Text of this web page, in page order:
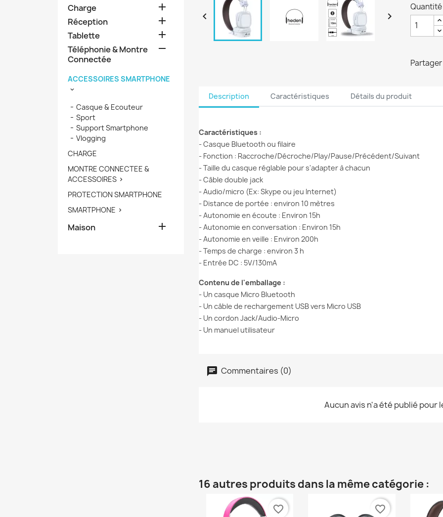
Charge 
Réception 
Tablette 
Téléphonie & Montre
Connectée

ACCESSOIRES SMARTPHONE

Casque & Ecouteur
Sport
Support Smartphone
Vlogging
CHARGE
MONTRE CONNECTEE &
ACCESSOIRES 
PROTECTION SMARTPHONE
SMARTPHONE 
Maison 
 
Quantité
Partager
Description Caractéristiques Détails du produit
Caractéristiques :
- Casque Bluetooth ou filaire
- Fonction : Raccroche/Décroche/Play/Pause/Précédent/Suivant
- Taille du casque réglable pour s'adapter à chacun
- Câble double jack
- Audio/micro (Ex: Skype ou jeu Internet)
- Distance de portée : environ 10 mètres
- Autonomie en écoute : Environ 15h
- Autonomie en conversation : Environ 15h
- Autonomie en veille : Environ 200h
- Temps de charge : environ 3 h
- Entrée DC : 5V/130mA
Contenu de l'emballage :
- Un casque Micro Bluetooth
- Un câble de rechargement USB vers Micro USB
- Un cordon Jack/Audio-Micro
- Un manuel utilisateur
Commentaires (0)
Aucun avis n'a été publié pour
16 autres produits dans la même catégorie :
favorite_border favorite_border